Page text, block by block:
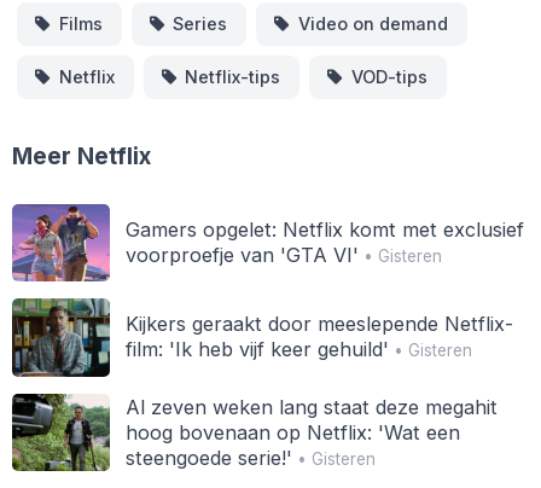
Films Series Video on demand
Netflix Netflix-tips VOD-tips
Meer Netflix
Gamers opgelet: Netflix komt met exclusief
voorproefje van 'GTA VI' • Gisteren
Kijkers geraakt door meeslepende Netflix-
film: 'Ik heb vijf keer gehuild' • Gisteren
Al zeven weken lang staat deze megahit
hoog bovenaan op Netflix: 'Wat een
steengoede serie!' • Gisteren